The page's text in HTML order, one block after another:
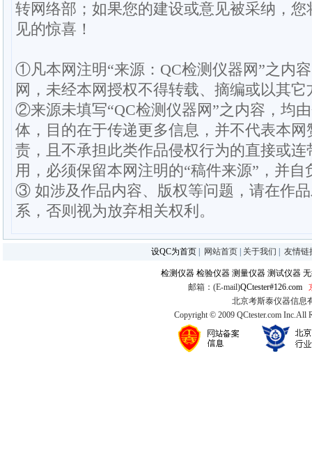
转网络部；如果您的建设或意见被采纳，
见的惊喜！
①凡本网注明“来源：QC检测仪器网”之内
网，未经本网授权不得转载、摘编或以其它
②来源未填写“QC检测仪器网”之内容，均
体，目的在于传递更多信息，并不代表本
责，且不承担此类作品侵权行为的直接或
用，必须保留本网注明的“稿件来源”，并
③ 如涉及作品内容、版权等问题，请在作
系，否则视为放弃相关权利。
设QC为首页 网站首页 关于我们 友情链
检测仪器 检验仪器 测量仪器 测试仪器
邮箱：(E-mail)QCtester#126.com
北京考斯泰仪器信息
Copyright © 2009 QCtester.com Inc.All